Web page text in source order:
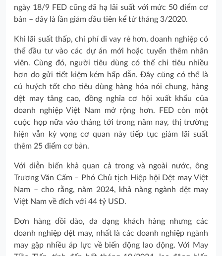
ngày 18/9 FED cũng đã hạ lãi suất với mức 50 điểm cơ
bản – đây là lần giảm đầu tiên kể từ tháng 3/2020.
Khi lãi suất thấp, chi phí đi vay rẻ hơn, doanh nghiệp có
thể đầu tư vào các dự án mới hoặc tuyển thêm nhân
viên. Cùng đó, người tiêu dùng có thể chi tiêu nhiều
hơn do gửi tiết kiệm kém hấp dẫn. Đây cũng có thể là
cú huých tốt cho tiêu dùng hàng hóa nói chung, hàng
dệt may tăng cao, đồng nghĩa cơ hội xuất khẩu của
doanh nghiệp Việt Nam mở rộng hơn. FED còn một
cuộc họp nữa vào tháng tới trong năm nay, thị trường
hiện vẫn kỳ vọng cơ quan này tiếp tục giảm lãi suất
thêm 25 điểm cơ bản.
Với diễn biến khả quan cả trong và ngoài nước, ông
Trương Văn Cẩm – Phó Chủ tịch Hiệp hội Dệt may Việt
Nam – cho rằng, năm 2024, khả năng ngành dệt may
Việt Nam về đích với 44 tỷ USD.
Đơn hàng dồi dào, đa dạng khách hàng nhưng các
doanh nghiệp dệt may, nhất là các doanh nghiệp ngành
may gặp nhiều áp lực về biến động lao động. Với May